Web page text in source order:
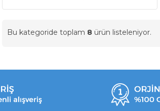
Bu kategoride toplam 8 ürün listeleniyor.